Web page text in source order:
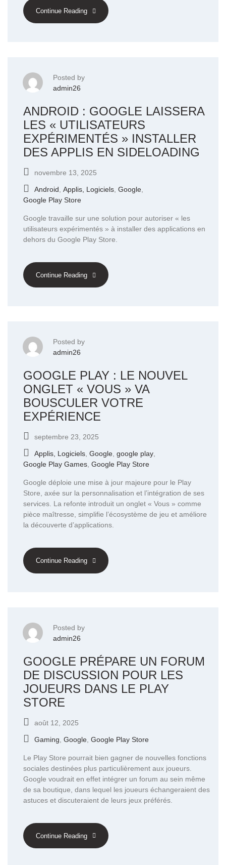
Continue Reading
Posted by
admin26
ANDROID : GOOGLE LAISSERA
LES « UTILISATEURS
EXPÉRIMENTÉS » INSTALLER
DES APPLIS EN SIDELOADING
novembre 13, 2025
Android, Applis, Logiciels, Google,
Google Play Store
Google travaille sur une solution pour autoriser « les
utilisateurs expérimentés » à installer des applications en
dehors du Google Play Store.
Continue Reading
Posted by
admin26
GOOGLE PLAY : LE NOUVEL
ONGLET « VOUS » VA
BOUSCULER VOTRE
EXPÉRIENCE
septembre 23, 2025
Applis, Logiciels, Google, google play,
Google Play Games, Google Play Store
Google déploie une mise à jour majeure pour le Play
Store, axée sur la personnalisation et l’intégration de ses
services. La refonte introduit un onglet « Vous » comme
pièce maîtresse, simplifie l’écosystème de jeu et améliore
la découverte d’applications.
Continue Reading
Posted by
admin26
GOOGLE PRÉPARE UN FORUM
DE DISCUSSION POUR LES
JOUEURS DANS LE PLAY
STORE
août 12, 2025
Gaming Google Google Play Store
Le Play Store pourrait bien gagner de nouvelles fonctions
sociales destinées plus particulièrement aux joueurs.
Google voudrait en effet intégrer un forum au sein même
de sa boutique, dans lequel les joueurs échangeraient des
astuces et discuteraient de leurs jeux préférés.
Continue Reading